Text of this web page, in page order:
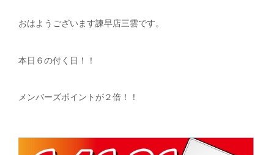
おはようございます諫早店三雲です。
本日６の付く日！！
メンバーズポイントが２倍！！